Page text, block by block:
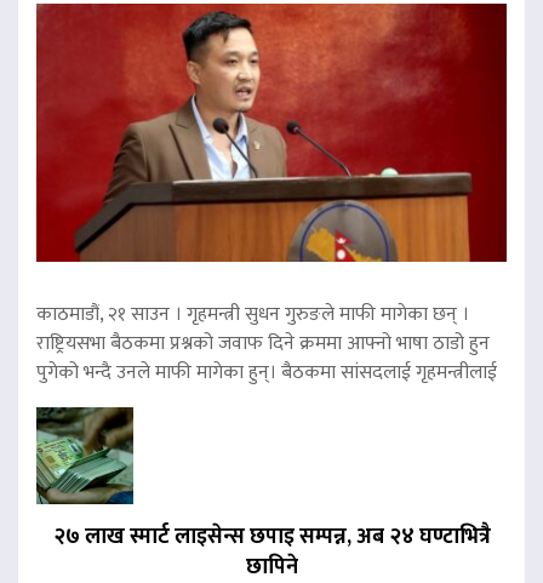
काठमाडौं, २१ साउन । गृहमन्त्री सुधन गुरुङले माफी मागेका छन् ।
राष्ट्रियसभा बैठकमा प्रश्नको जवाफ दिने क्रममा आफ्नो भाषा ठाडो हुन
पुगेको भन्दै उनले माफी मागेका हुन्। बैठकमा सांसदलाई गृहमन्त्रीलाई
२७ लाख स्मार्ट लाइसेन्स छपाइ सम्पन्न, अब २४ घण्टाभित्रै
छापिने